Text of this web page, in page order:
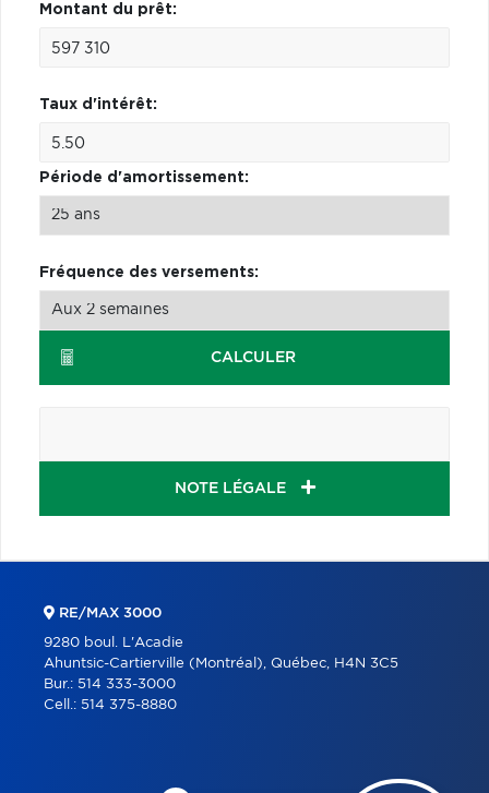
Montant du prêt:
Taux d'intérêt:
Période d'amortissement:
Fréquence des versements:
CALCULER
NOTE LÉGALE
RE/MAX 3000
9280 boul. L'Acadie
Ahuntsic-Cartierville (Montréal), Québec, H4N 3C5
Bur.: 514 333-3000
Cell.: 514 375-8880